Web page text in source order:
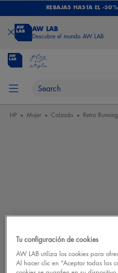
REBAJAS HASTA EL -
AW LAB
Descubre el mundo AW LAB
HP Mujer Calzado Retro Running
Tu configuración de cookies
AW LAB utiliza los cookies para
Al hacer clic en “Aceptar todas las